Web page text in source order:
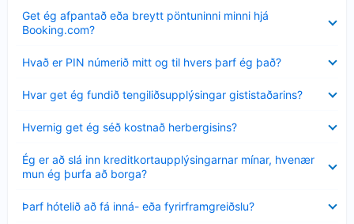
Get ég afpantað eða breytt pöntuninni minni hjá
Booking.com?
sýnt
Hvað er PIN númerið mitt og til hvers þarf ég það?
sýnt
Hvar get ég fundið tengiliðsupplýsingar gististaðarins?
sýnt
Hvernig get ég séð kostnað herbergisins?
sýnt
Ég er að slá inn kreditkortaupplýsingarnar mínar, hvenær
mun ég þurfa að borga?
Minna
sýnt
Þarf hótelið að fá inná- eða fyrirframgreiðslu?
sýnt